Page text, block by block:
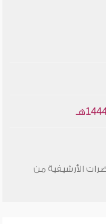
الأرشيفية من